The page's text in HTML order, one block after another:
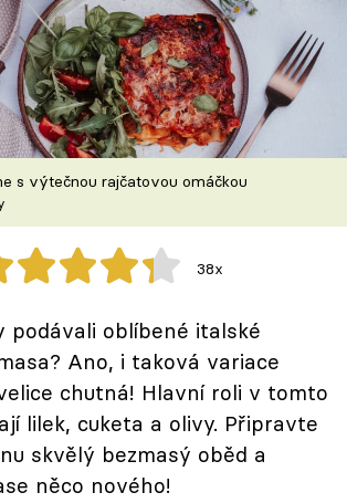
s výtečnou rajčatovou omáčkou
38x
podávali oblíbené italské
Ano, i taková variace
chutná! Hlavní roli v tomto
lilek, cuketa a olivy. Připravte
skvělý bezmasý oběd a
něco nového!